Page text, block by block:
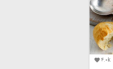
۴.۰k 